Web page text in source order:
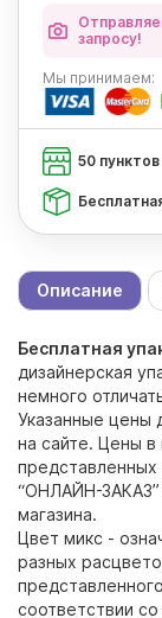
запросу!
Мы принимаем:
50
Описание
Бесплатная
дизайнерская
немного
Указанные цены
на сайте. Цены в
представленных
“ОНЛАЙН-ЗАКАЗ”
магазина.
Цвет микс -
разных
соответствии